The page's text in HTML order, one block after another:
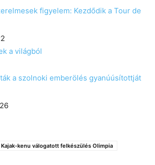
figyelem: Kezdődik a Tour de
a világból
a szolnoki emberölés gyanúúsítottját
kenu válogatott felkészülés Olimpia